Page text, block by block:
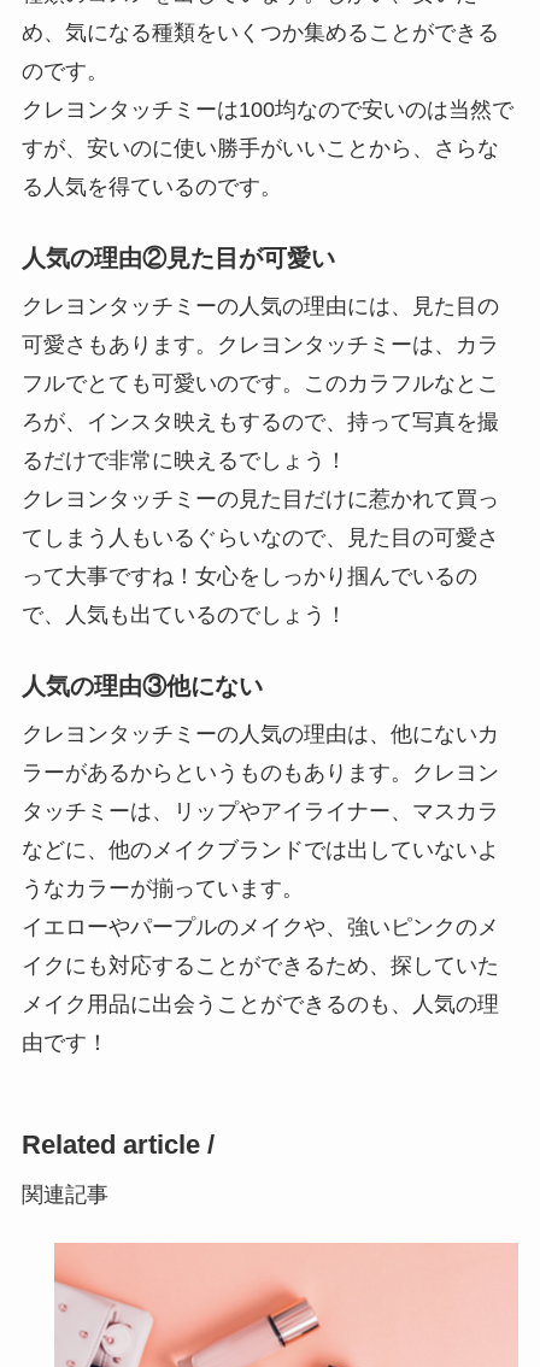
め、気になる種類をいくつか集めることができる
のです。
クレヨンタッチミーは100均なので安いのは当然で
すが、安いのに使い勝手がいいことから、さらな
る人気を得ているのです。
人気の理由②見た目が可愛い
クレヨンタッチミーの人気の理由には、見た目の
可愛さもあります。クレヨンタッチミーは、カラ
フルでとても可愛いのです。このカラフルなとこ
ろが、インスタ映えもするので、持って写真を撮
るだけで非常に映えるでしょう！
クレヨンタッチミーの見た目だけに惹かれて買っ
てしまう人もいるぐらいなので、見た目の可愛さ
って大事ですね！女心をしっかり掴んでいるの
で、人気も出ているのでしょう！
人気の理由③他にない
クレヨンタッチミーの人気の理由は、他にないカ
ラーがあるからというものもあります。クレヨン
タッチミーは、リップやアイライナー、マスカラ
などに、他のメイクブランドでは出していないよ
うなカラーが揃っています。
イエローやパープルのメイクや、強いピンクのメ
イクにも対応することができるため、探していた
メイク用品に出会うことができるのも、人気の理
由です！
Related article /
関連記事